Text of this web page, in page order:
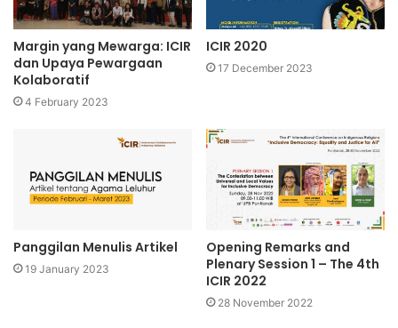
Margin yang Mewarga: ICIR
dan Upaya Pewargaan
Kolaboratif
4 February 2023
ICIR 2020
17 December 2023
Panggilan Menulis Artikel
19 January 2023
Opening Remarks and
Plenary Session 1 – The 4th
ICIR 2022
28 November 2022